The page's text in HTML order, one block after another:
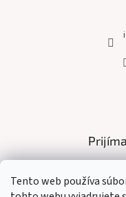
Tento web používa